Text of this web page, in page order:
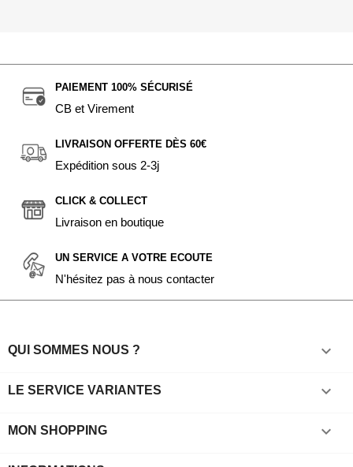
PAIEMENT 100% SÉCURISÉ
CB et Virement
LIVRAISON OFFERTE DÈS 60€
Expédition sous 2-3j
CLICK & COLLECT
Livraison en boutique
UN SERVICE A VOTRE ECOUTE
N'hésitez pas à nous contacter
QUI SOMMES NOUS ? 
LE SERVICE VARIANTES 
MON SHOPPING 